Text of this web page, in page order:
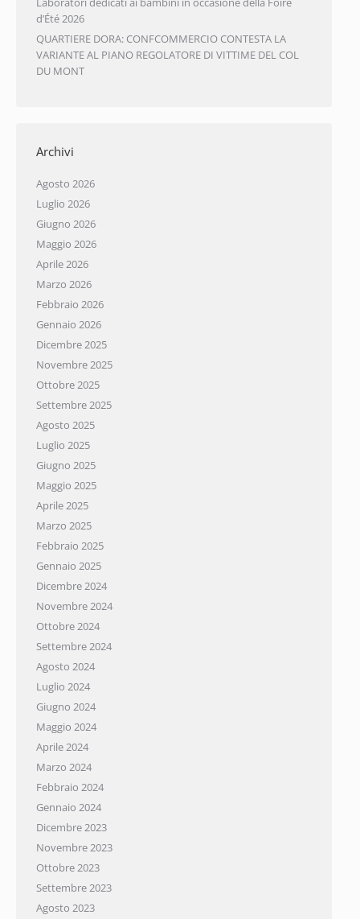
d’Été 2026
QUARTIERE DORA: CONFCOMMERCIO CONTESTA LA
VARIANTE AL PIANO REGOLATORE DI VITTIME DEL COL
DU MONT
Archivi
Agosto 2026
Luglio 2026
Giugno 2026
Maggio 2026
Aprile 2026
Marzo 2026
Febbraio 2026
Gennaio 2026
Dicembre 2025
Novembre 2025
Ottobre 2025
Settembre 2025
Agosto 2025
Luglio 2025
Giugno 2025
Maggio 2025
Aprile 2025
Marzo 2025
Febbraio 2025
Gennaio 2025
Dicembre 2024
Novembre 2024
Ottobre 2024
Settembre 2024
Agosto 2024
Luglio 2024
Giugno 2024
Maggio 2024
Aprile 2024
Marzo 2024
Febbraio 2024
Gennaio 2024
Dicembre 2023
Novembre 2023
Ottobre 2023
Settembre 2023
Agosto 2023
Iscriviti alla Newsletter!
Mantieniti sempre aggiornato su tutte le
convenzioni e le agevolazioni che Confcommercio
prepara per te.
Inserisci il tuo indirizzo e-mail